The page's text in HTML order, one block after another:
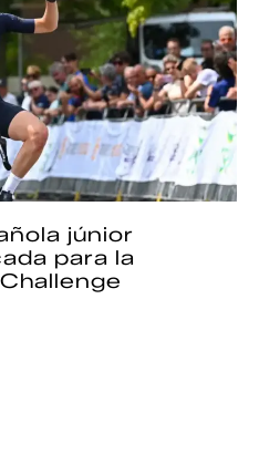
júnior
para la